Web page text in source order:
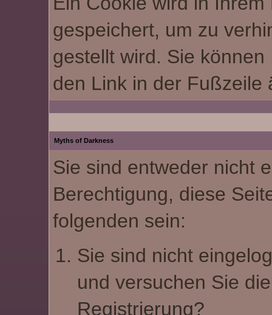
abgeschlossen haben
und reichlich Fantasie
mitbringen.
bitte schaut erneut
hinein. Dazu gibts eine
neue Storyline.
⟩⟩07.01.2026: Ein
neuer Style "Ashenveil"
ist für euch verfügbar.
Nur für PC angepasst!
⟩⟩22.11.2025: Das
MOD hat seinen ersten
Geburtstag!
⟩⟩09.12.2024: Es
wurden zwei neue
gespeichert, um zu
gestellt wird. Sie
den Link in der Fußzeile
Myths of Darkness
Sie sind entweder nicht
Berechtigung, diese
folgenden sein:
Sie sind nicht
und versuchen Sie
Registrierung?